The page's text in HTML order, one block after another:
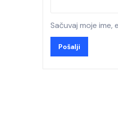
Sačuvaj moje